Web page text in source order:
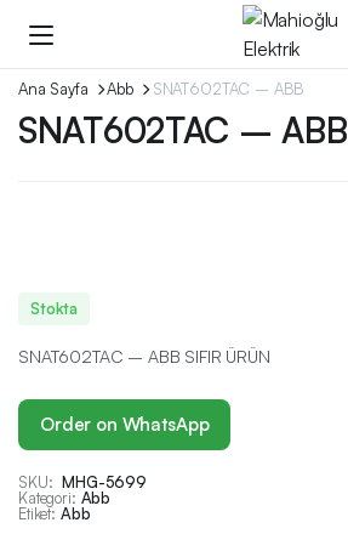
Ana Sayfa Abb SNAT602TAC – ABB
SNAT602TAC – ABB
Stokta
SNAT602TAC – ABB SIFIR ÜRÜN
Order on WhatsApp
SKU: MHG-5699
Kategori: Abb
Etiket: Abb